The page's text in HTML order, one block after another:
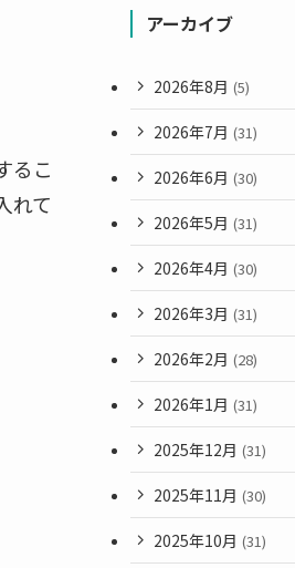
るこ
れて
アーカイブ
2026年8月 (5)
2026年7月 (31)
2026年6月 (30)
2026年5月 (31)
2026年4月 (30)
2026年3月 (31)
2026年2月 (28)
2026年1月 (31)
2025年12月 (31)
2025年11月 (30)
2025年10月 (31)